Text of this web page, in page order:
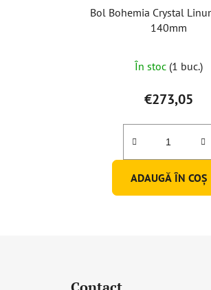
Bol Bohemia Crystal
140mm
În stoc (1 buc.)
€273,05
ADAUGĂ ÎN COŞ